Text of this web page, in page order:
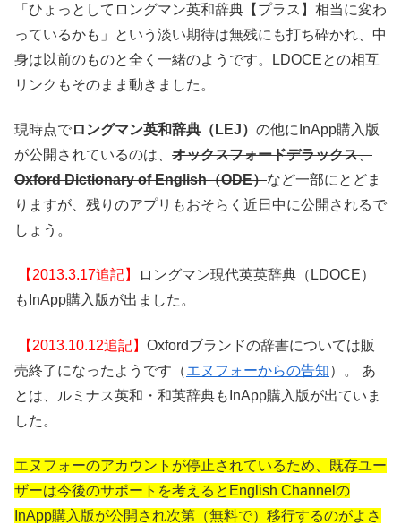
「ひょっとしてロングマン英和辞典【プラス】相当に変わ
っているかも」という淡い期待は無残にも打ち砕かれ、中
身は以前のものと全く一緒のようです。
LDOCEとの相互
リンクもそのまま動きました。
現時点でロングマン英和辞典（LEJ） の他にInApp購入版
が公開されているのは、 オックスフォードデラックス、
Oxford Dictionary of English（ODE）など一部にとどま
りますが、残りのアプリもおそらく近日中に公開されるで
しょう。
【2013.3.17追記】
ロングマン現代英英辞典（LDOCE）
もInApp購入版が出ました。
【2013.10.12追記】 Oxfordブランドの辞書については販
売終了になったようです（エヌフォーからの告知）。 あ
とは、ルミナス英和・和英辞典もInApp購入版が出ていま
した。
エヌフォーのアカウントが停止されているため、
既存ユー
ザーは今後のサポートを考えるとEnglish Channelの
InApp購入版が公開され次第 （無料で）移行するのがよさ